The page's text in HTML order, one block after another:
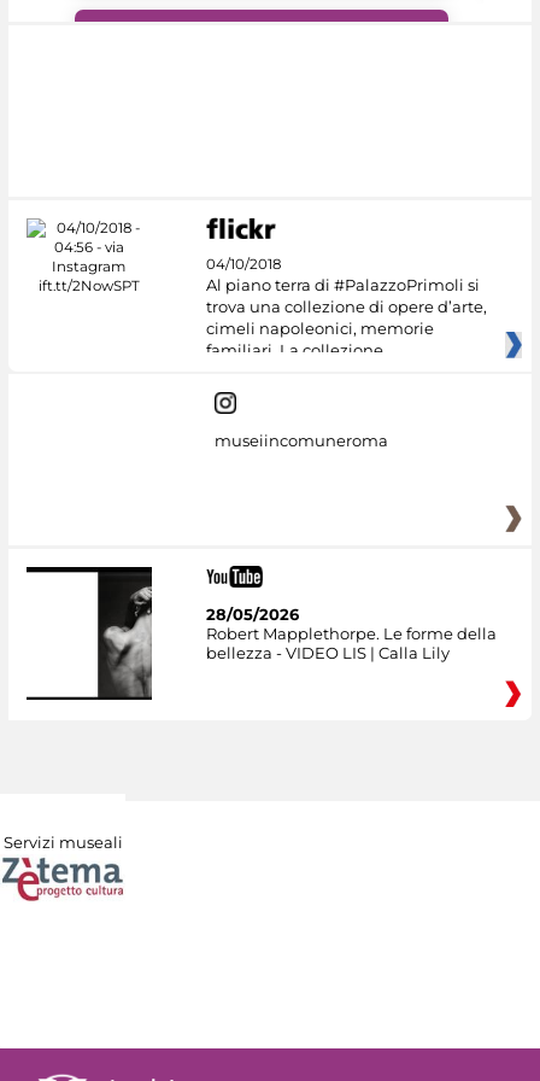
04/10/2018
Al piano terra di #PalazzoPrimoli si
trova una collezione di opere d’arte,
cimeli napoleonici, memorie
familiari. La collezione
museiincomuneroma
28/05/2026
Robert Mapplethorpe. Le forme della
bellezza - VIDEO LIS | Calla Lily
Servizi museali